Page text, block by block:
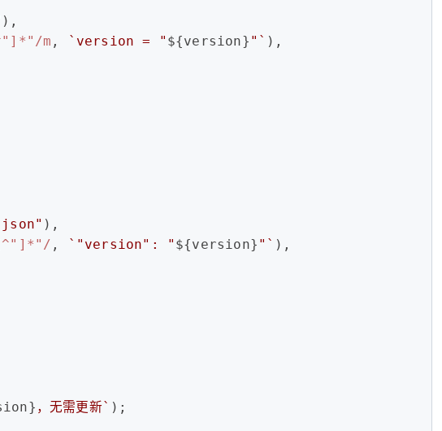
),
m , `version = " ${version} "` ),
),
, `"version": " ${version} "` ),
，无需更新` );